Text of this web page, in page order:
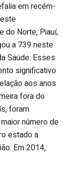
em recém-
do Norte, Piauí,
a 739 neste
Saúde. Esses
significativo
aos anos
fora do
foram
número de
estado a
Em 2014,